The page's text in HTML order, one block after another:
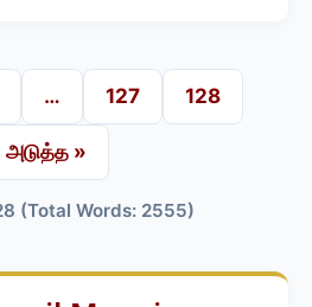
… 127 128
அடுத்த »
(Total Words: 2555)